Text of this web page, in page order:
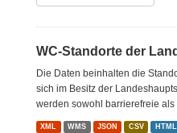
WC-Standorte der
Die Daten beinhalten die
sich im Besitz der
werden sowohl barrierefreie als
XML WMS JSON CSV HTML